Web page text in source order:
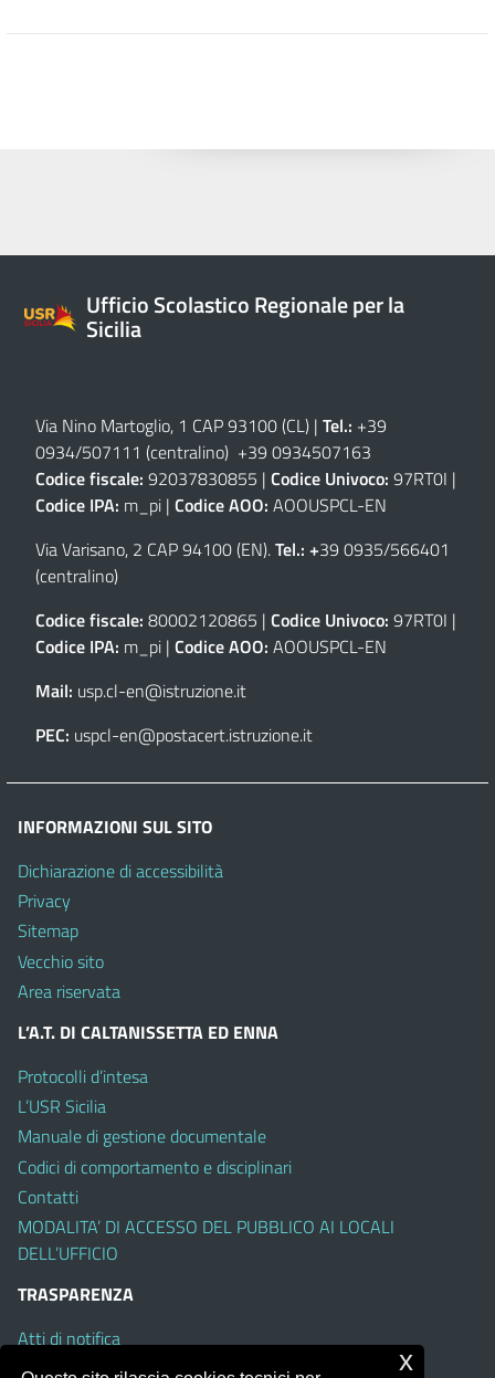
Ufficio Scolastico Regionale per la
Sicilia
Via Nino Martoglio, 1 CAP 93100 (CL) | Tel.: +39
0934/507111 (centralino) +39 0934507163
Codice fiscale: 92037830855 | Codice Univoco: 97RT0I |
Codice IPA: m_pi | Codice AOO: AOOUSPCL-EN
Via Varisano, 2 CAP 94100 (EN).Tel.: +39 0935/566401
(centralino)
Codice fiscale: 80002120865 | Codice Univoco: 97RT0I |
Codice IPA: m_pi | Codice AOO: AOOUSPCL-EN
Mail: usp.cl-en@istruzione.it
PEC: uspcl-en@postacert.istruzione.it
INFORMAZIONI SUL SITO
Dichiarazione di accessibilità
Privacy
Sitemap
Vecchio sito
Area riservata
L’A.T. DI CALTANISSETTA ED ENNA
Protocolli d’intesa
L’USR Sicilia
Manuale di gestione documentale
Codici di comportamento e disciplinari
Contatti
MODALITA’ DI ACCESSO DEL PUBBLICO AI LOCALI
DELL’UFFICIO
TRASPARENZA
Atti di notifica
Albo on line
x